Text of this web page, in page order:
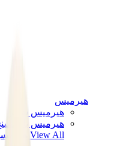
هيرميس
هيرميس شيبر
هيرميس
View All